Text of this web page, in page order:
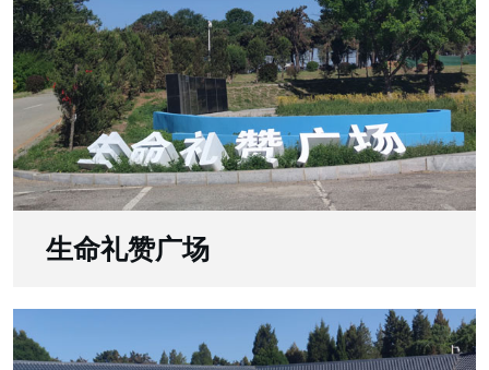
生命礼赞广场